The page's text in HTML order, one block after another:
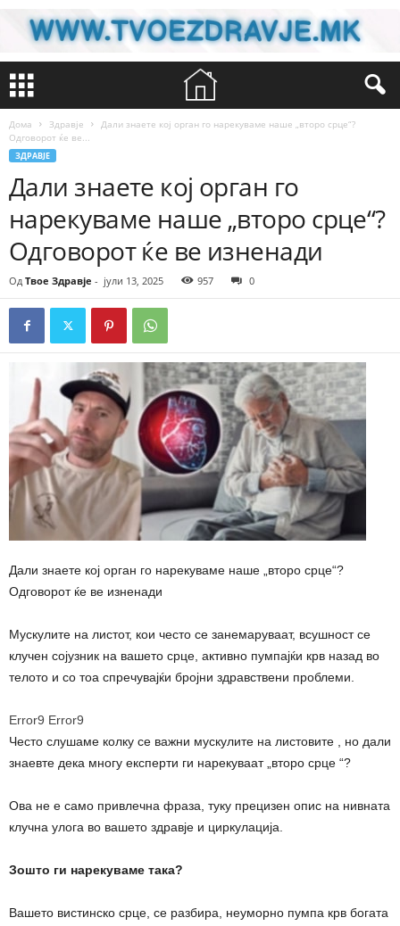
Дома Здравје
Дали знаете кој орган го нарекуваме наше „второ срце“?
Одговорот ќе ве...
ЗДРАВЈЕ
Дали знаете кој орган го
нарекуваме наше „второ срце“?
Одговорот ќе ве изненади
Од Твое Здравје - јули 13, 2025 957 0
Дали знаете кој орган го нарекуваме наше „второ срце“?
Одговорот ќе ве изненади
Мускулите на листот, кои често се занемаруваат, всушност се
клучен сојузник на вашето срце, активно пумпајќи крв назад во
телото и со тоа спречувајќи бројни здравствени проблеми.
Error9 Error9
Често слушаме колку се важни мускулите на листовите , но дали
знаевте дека многу експерти ги нарекуваат „второ срце “?
Ова не е само привлечна фраза, туку прецизен опис на нивната
клучна улога во вашето здравје и циркулација.
Зошто ги нарекуваме така?
Вашето вистинско срце, се разбира, неуморно пумпа крв богата